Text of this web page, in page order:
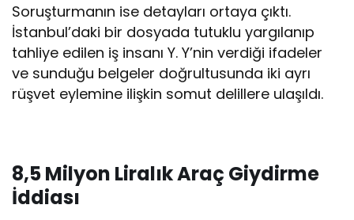
Soruşturmanın ise detayları ortaya çıktı.
İstanbul’daki bir dosyada tutuklu yargılanıp
tahliye edilen iş insanı Y. Y’nin verdiği ifadeler
ve sunduğu belgeler doğrultusunda iki ayrı
rüşvet eylemine ilişkin somut delillere ulaşıldı.
8,5 Milyon Liralık Araç Giydirme
İddiası